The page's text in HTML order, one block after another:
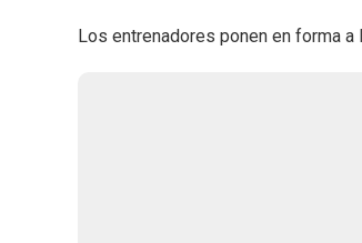
Los entrenadores ponen en forma